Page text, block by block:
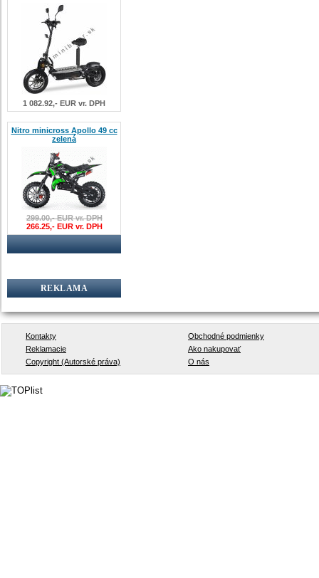
1 082.92,- EUR vr. DPH
Nitro minicross Apollo 49 cc
zelená
299.00,- EUR vr. DPH
266.25,- EUR vr. DPH
REKLAMA
Kontakty
Obchodné podmienky
Reklamacie
Ako nakupovať
Copyright (Autorské práva)
O nás